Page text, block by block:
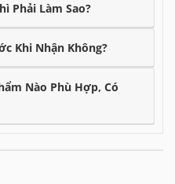
Phải Làm Sao?
Khi Nhận Không?
Nào Phù Hợp, Có